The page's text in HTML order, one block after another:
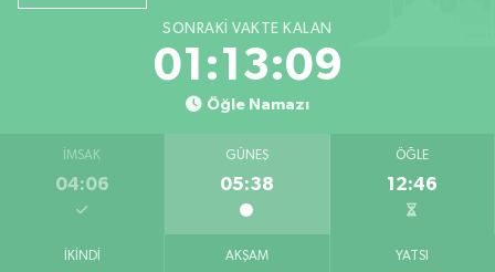
SONRAKI VAKTE KALAN
01:13:07
Öğle Namazı
İMSAK
04:06
GÜNEŞ
05:38
ÖĞLE
12:46
İKINDI AKŞAM YATSI